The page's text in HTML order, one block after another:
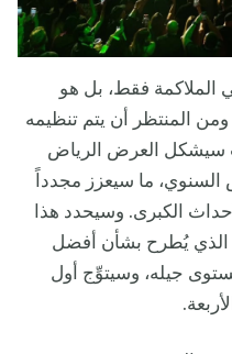
الملاكمة فقط، بل هو
ومن المنتظر أن يتم تنظيمه
العام 2026، حيث سيشكل العرض الرياض
السنوي، ما سيعزز مجدداً
الكبرى. وسيحدد هذا
الذي يُطرح بشأن أفضل
جيله، وسيتوِّج أول